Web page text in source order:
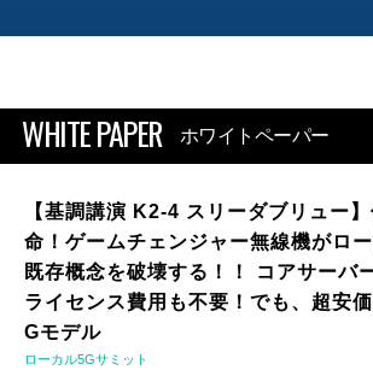
WHITE PAPER ホワイトペーパー
【基調講演 K2-4 スリーダブリュー
命！ゲームチェンジャー無線機がロ
既存概念を破壊する！！ コアサーバ
ライセンス費用も不要！でも、超安
Gモデル
ローカル5Gサミット